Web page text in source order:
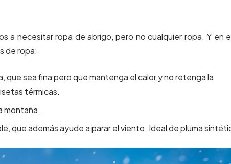
a necesitar ropa de abrigo, pero no cualquier ropa. Y en
de ropa:
que sea fina pero que mantenga el calor y no retenga la
térmicas.
montaña.
que además ayude a parar el viento. Ideal de pluma